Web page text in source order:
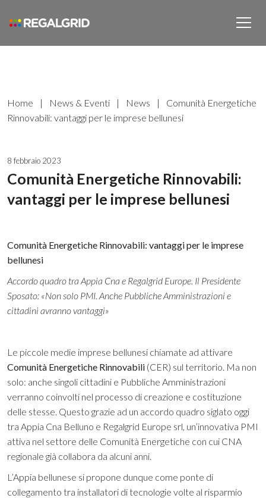
Home | News & Eventi | News |
Comunità Energetiche
Rinnovabili: vantaggi per le imprese bellunesi
8 febbraio 2023
Comunità Energetiche Rinnovabili:
vantaggi per le imprese bellunesi
Comunità Energetiche Rinnovabili: vantaggi per le imprese
bellunesi
Accordo quadro tra Appia Cna e Regalgrid Europe. Il Presidente
Sposato: «Non solo PMI. Anche Pubbliche Amministrazioni e
cittadini avranno vantaggi»
Le piccole medie imprese bellunesi chiamate ad attivare
Comunità Energetiche Rinnovabili (CER) sul territorio. Ma non
solo: anche singoli cittadini e Pubbliche Amministrazioni
verranno coinvolti nel processo di creazione e costituzione
delle stesse. Questo grazie ad un accordo quadro siglato oggi
tra Appia Cna Belluno e Regalgrid Europe srl, un’innovativa PMI
attiva nel settore delle Comunità Energetiche con cui CNA
regionale già collabora da alcuni anni.
L’Appia bellunese si propone dunque come ponte di
collegamento tra installatori di tecnologie volte al risparmio